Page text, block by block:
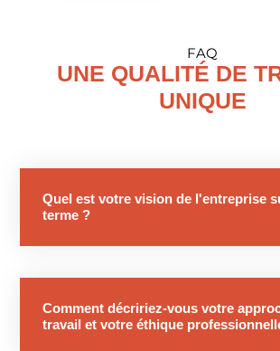
FAQ
UNE QUALITÉ DE
UNIQUE
Quel est votre vision de l'entreprise
terme ?
Comment décririez-vous votre
travail et votre éthique